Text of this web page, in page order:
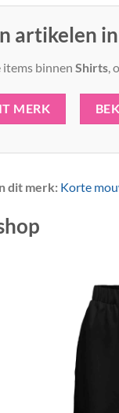
artikelen
binnen Shirts,
MERK
dit merk: Korte